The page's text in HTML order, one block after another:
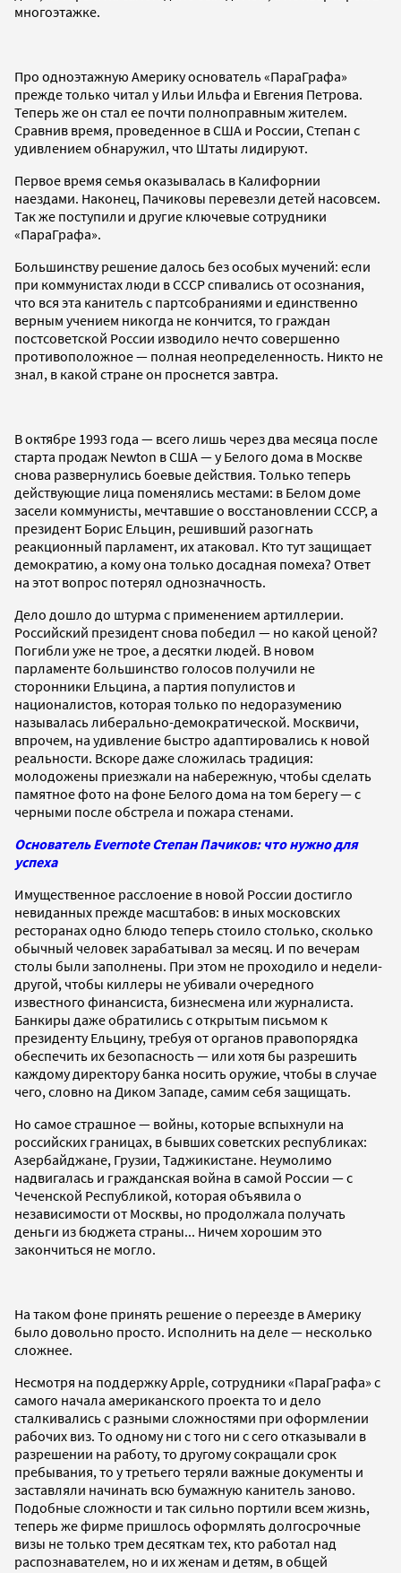
многоэтажке.
Про одноэтажную Америку основатель «ПараГрафа»
прежде только читал у Ильи Ильфа и Евгения Петрова.
Теперь же он стал ее почти полноправным жителем.
Сравнив время, проведенное в США и России, Степан с
удивлением обнаружил, что Штаты лидируют.
Первое время семья оказывалась в Калифорнии
наездами. Наконец, Пачиковы перевезли детей насовсем.
Так же поступили и другие ключевые сотрудники
«ПараГрафа».
Большинству решение далось без особых мучений: если
при коммунистах люди в СССР спивались от осознания,
что вся эта канитель с партсобраниями и единственно
верным учением никогда не кончится, то граждан
постсоветской России изводило нечто совершенно
противоположное — полная неопределенность. Никто не
знал, в какой стране он проснется завтра.
В октябре 1993 года — всего лишь через два месяца после
старта продаж Newton в США — у Белого дома в Москве
снова развернулись боевые действия. Только теперь
действующие лица поменялись местами: в Белом доме
засели коммунисты, мечтавшие о восстановлении СССР, а
президент Борис Ельцин, решивший разогнать
реакционный парламент, их атаковал. Кто тут защищает
демократию, а кому она только досадная помеха? Ответ
на этот вопрос потерял однозначность.
Дело дошло до штурма с применением артиллерии.
Российский президент снова победил — но какой ценой?
Погибли уже не трое, а десятки людей. В новом
парламенте большинство голосов получили не
сторонники Ельцина, а партия популистов и
националистов, которая только по недоразумению
называлась либерально-демократической. Москвичи,
впрочем, на удивление быстро адаптировались к новой
реальности. Вскоре даже сложилась традиция:
молодожены приезжали на набережную, чтобы сделать
памятное фото на фоне Белого дома на том берегу — с
черными после обстрела и пожара стенами.
Основатель Evernote Степан Пачиков: что нужно для
успеха
Имущественное расслоение в новой России достигло
невиданных прежде масштабов: в иных московских
ресторанах одно блюдо теперь стоило столько, сколько
обычный человек зарабатывал за месяц. И по вечерам
столы были заполнены. При этом не проходило и недели-
другой, чтобы киллеры не убивали очередного
известного финансиста, бизнесмена или журналиста.
Банкиры даже обратились с открытым письмом к
президенту Ельцину, требуя от органов правопорядка
обеспечить их безопасность — или хотя бы разрешить
каждому директору банка носить оружие, чтобы в случае
чего, словно на Диком Западе, самим себя защищать.
Но самое страшное — войны, которые вспыхнули на
российских границах, в бывших советских республиках:
Азербайджане, Грузии, Таджикистане. Неумолимо
надвигалась и гражданская война в самой России — с
Чеченской Республикой, которая объявила о
независимости от Москвы, но продолжала получать
деньги из бюджета страны... Ничем хорошим это
закончиться не могло.
На таком фоне принять решение о переезде в Америку
было довольно просто. Исполнить на деле — несколько
сложнее.
Несмотря на поддержку Apple, сотрудники «ПараГрафа» с
самого начала американского проекта то и дело
сталкивались с разными сложностями при оформлении
рабочих виз. То одному ни с того ни с сего отказывали в
разрешении на работу, то другому сокращали срок
пребывания, то у третьего теряли важные документы и
заставляли начинать всю бумажную канитель заново.
Подобные сложности и так сильно портили всем жизнь,
теперь же фирме пришлось оформлять долгосрочные
визы не только трем десяткам тех, кто работал над
распознавателем, но и их женам и детям, в общей